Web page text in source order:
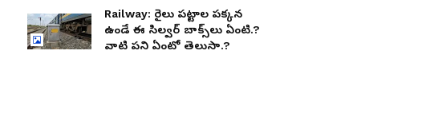
Railway: రైలు ప‌ట్టాల పక్క‌న
ఉండే ఈ సిల్వ‌ర్ బాక్స్‌లు ఏంటి.?
వాటి ప‌ని ఏంటో తెలుసా.?